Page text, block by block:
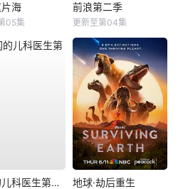
海
05集
前浪第二季
更新至第04集
闪闪的儿科医生第四季 地球·劫后重生